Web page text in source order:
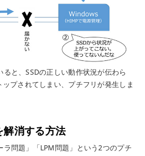
と、SSDの正しい動作状況が伝わら
プされてしまい、プチフリが発生しま
解消する方法
ラ問題」「LPM問題」という2つのプチ